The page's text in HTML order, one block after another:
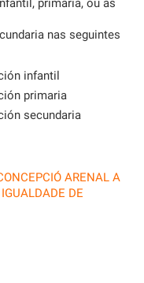
primaria, ou as
nas seguintes
infantil
primaria
secundaria
ARENAL A
DE